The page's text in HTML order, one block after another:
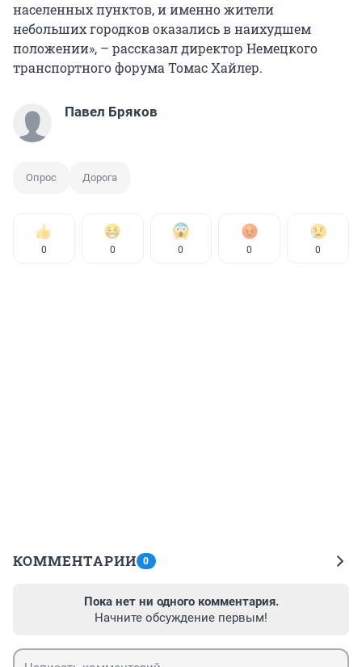
населенных пунктов, и именно жители
небольших городков оказались в наихудшем
положении», – рассказал директор Немецкого
транспортного форума Томас Хайлер.
Павел Бряков
Опрос Дорога
0 0 0 0 0
КОММЕНТАРИИ 0
Пока нет ни одного комментария.
Начните обсуждение первым!